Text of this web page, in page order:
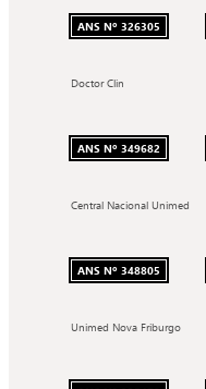
ANS Nº 326305
Doctor Clin
ANS Nº 349682
Central Nacional Unimed
ANS Nº 348805
Unimed Nova Friburgo